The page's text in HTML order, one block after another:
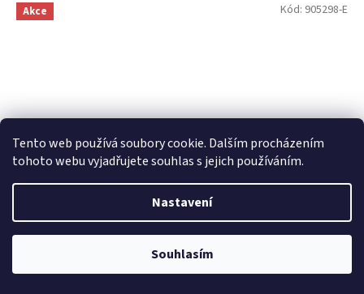
Tento web používá soubory cookie. Dalším procházením
tohoto webu vyjadřujete souhlas s jejich používáním.
Nastavení
Souhlasím
Akce Kód: 905298-E